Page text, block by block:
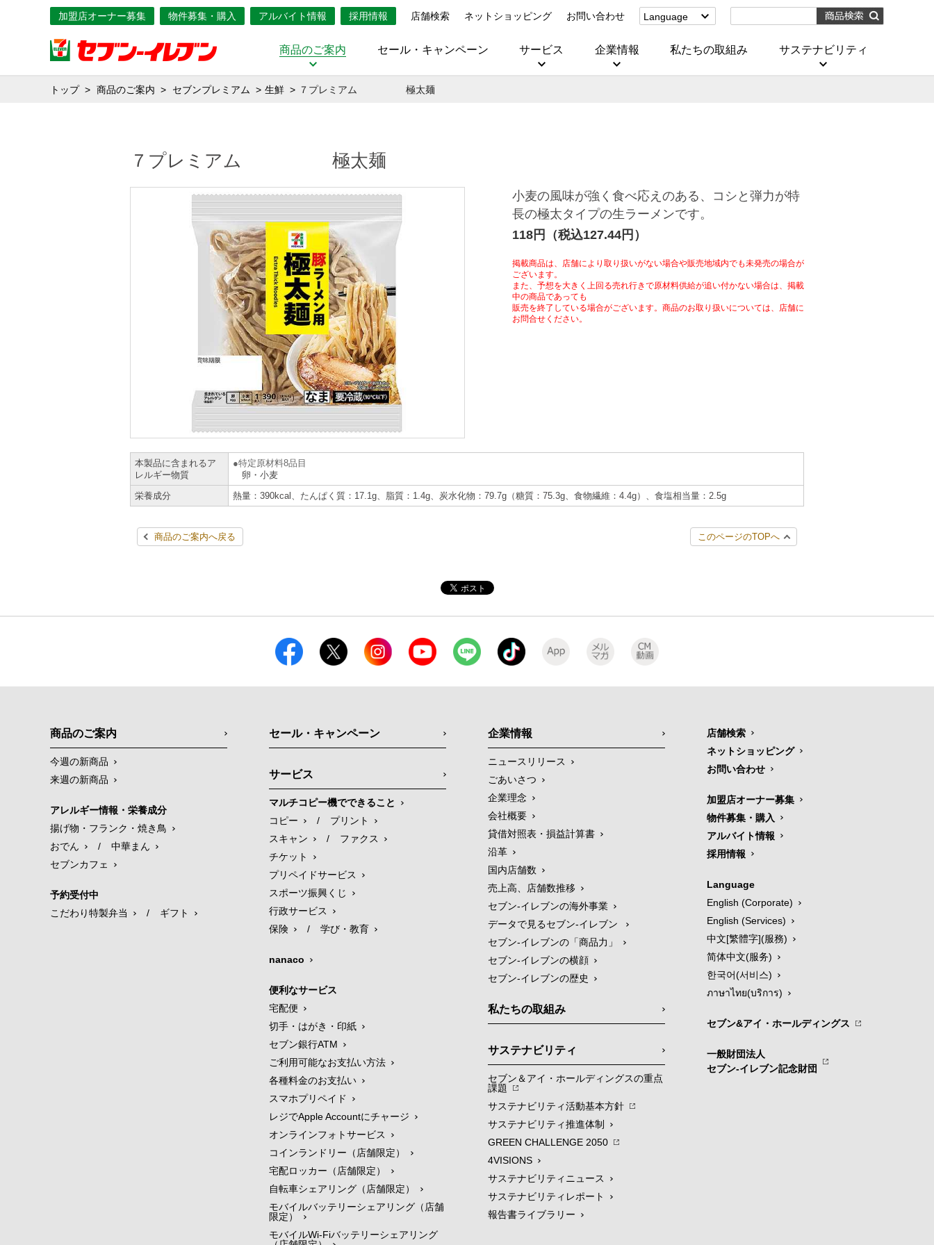
加盟店オーナー募集 物件募集・購入 アルバイト情報 採用情報 店舗検索 ネットショッピング お問い合わせ
Language
(Corporate)
商品のご案内 セール・キャンペーン サービス 企業情報 私たちの取組み サステナビリティ
トップ 商品のご案内 セブンプレミアム 生鮮 ７プレミアム 極太麺
７プレミアム 極太麺
小麦の風味が強く食べ応えのある、コシと弾力が特
長の極太タイプの生ラーメンです。
118円（税込127.44円）
掲載商品は、店舗により取り扱いがない場合や販売地域内でも未発売の場合が
ございます。
また、予想を大きく上回る売れ行きで原材料供給が追い付かない場合は、掲載
中の商品であっても
販売を終了している場合がございます。商品のお取り扱いについては、店舗に
お問合せください。
本製品に含まれるア
レルギー物質
特定原材料8品目
卵・小麦
栄養成分
熱量：390kcal、たんぱく質：17.1g、脂質：1.4g、炭水化物：79.7g（糖質：75.3g、食物繊維：4.4g）、食塩相当量：2.5g
商品のご案内へ戻る このページのTOPへ
商品のご案内
今週の新商品
来週の新商品
アレルギー情報・栄養成分
揚げ物・フランク・焼き鳥
おでん
/
中華まん
セブンカフェ
予約受付中
こだわり特製弁当
/ ギフト
セール・キャンペーン
サービス
マルチコピー機でできること
コピー
/
プリント
スキャン
/
ファクス
チケット
プリペイドサービス
スポーツ振興くじ
行政サービス
保険
/ 学び・教育
nanaco
便利なサービス
宅配便
切手・はがき・印紙
セブン銀行ATM
ご利用可能なお支払い方法
各種料金のお支払い
スマホプリペイド
レジでApple Accountにチャージ
オンラインフォトサービス
コインランドリー（店舗限定）
宅配ロッカー（店舗限定）
自転車シェアリング（店舗限定）
モバイルバッテリーシェアリング（店舗
限定）
モバイルWi-Fiバッテリーシェアリング
企業情報
ニュースリリース
ごあいさつ
企業理念
会社概要
貸借対照表・損益計算書
沿革
国内店舗数
売上高、店舗数推移
セブン‐イレブンの海外事業
データで見るセブン‐イレブン
セブン‐イレブンの「商品力」
セブン-イレブンの横顔
セブン-イレブンの歴史
私たちの取組み
サステナビリティ
セブン＆アイ・ホールディングスの重点
課題
サステナビリティ活動基本方針
サステナビリティ推進体制
GREEN CHALLENGE 2050
4VISIONS
サステナビリティニュース
サステナビリティレポート
報告書ライブラリー
店舗検索
ネットショッピング
お問い合わせ
加盟店オーナー募集
物件募集・購入
アルバイト情報
採用情報
Language
English (Corporate)
English (Services)
中文[繁體字](服務)
简体中文(服务)
한국어(서비스)
ภาษาไทย(บริการ)
セブン&アイ・ホールディングス
一般財団法人
セブン-イレブン記念財団